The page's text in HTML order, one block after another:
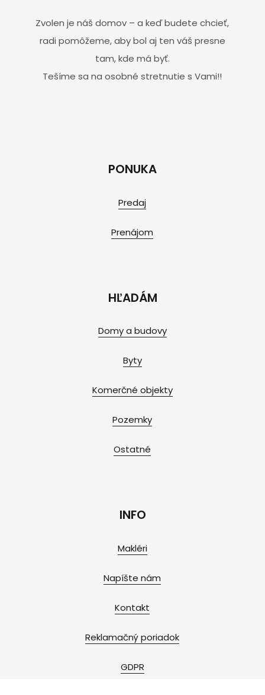
Zvolen je náš domov – a keď budete chcieť,
radi pomôžeme, aby bol aj ten váš presne
tam, kde má byť.
Tešíme sa na osobné stretnutie s Vami!!
PONUKA
Predaj
Prenájom
HĽADÁM
Domy a budovy
Byty
Komerčné objekty
Pozemky
Ostatné
INFO
Makléri
Napíšte nám
Kontakt
Reklamačný poriadok
GDPR